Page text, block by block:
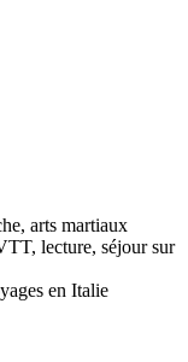
arts martiaux
lecture, séjour sur
en Italie